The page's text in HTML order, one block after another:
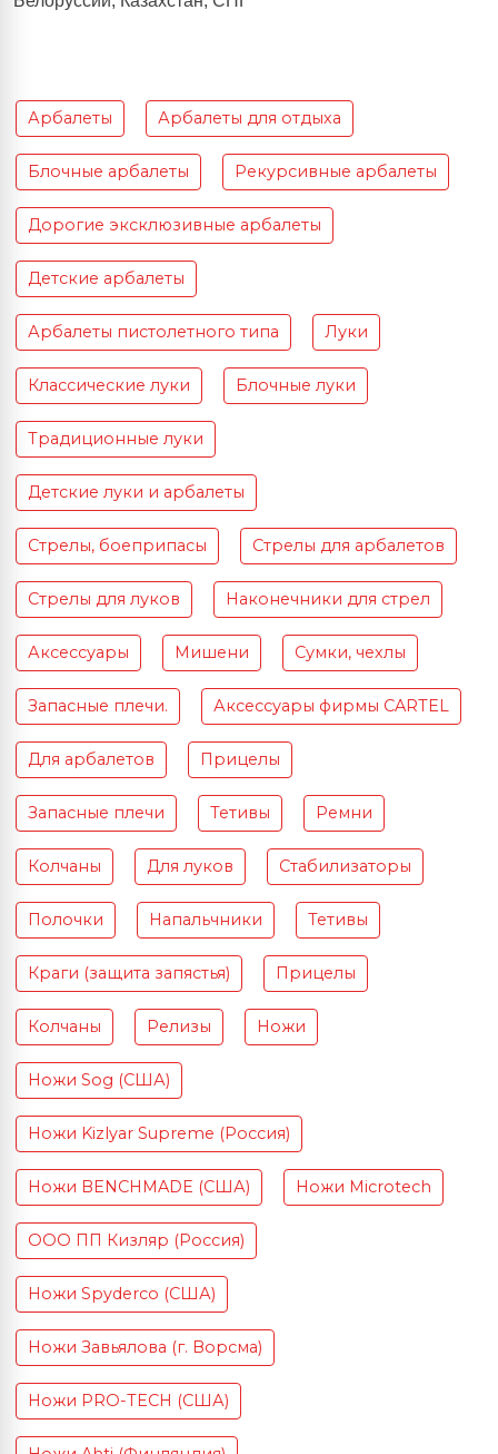
Арбалеты Арбалеты для отдыха
Блочные арбалеты Рекурсивные арбалеты
Дорогие эксклюзивные арбалеты
Детские арбалеты
Арбалеты пистолетного типа Луки
Классические луки Блочные луки
Традиционные луки
Детские луки и арбалеты
Стрелы, боеприпасы Стрелы для арбалетов
Стрелы для луков Наконечники для стрел
Аксессуары Мишени Сумки, чехлы
Запасные плечи. Аксессуары фирмы CARTEL
Для арбалетов Прицелы
Запасные плечи Тетивы Ремни
Колчаны Для луков Стабилизаторы
Полочки Напальчники Тетивы
Краги (защита запястья) Прицелы
Колчаны Релизы Ножи
Ножи Sog (США)
Ножи Kizlyar Supreme (Россия)
Ножи BENCHMADE (США) Ножи Microtech
ООО ПП Кизляр (Россия)
Ножи Spyderco (США)
Ножи Завьялова (г. Ворсма)
Ножи PRO-TECH (США)